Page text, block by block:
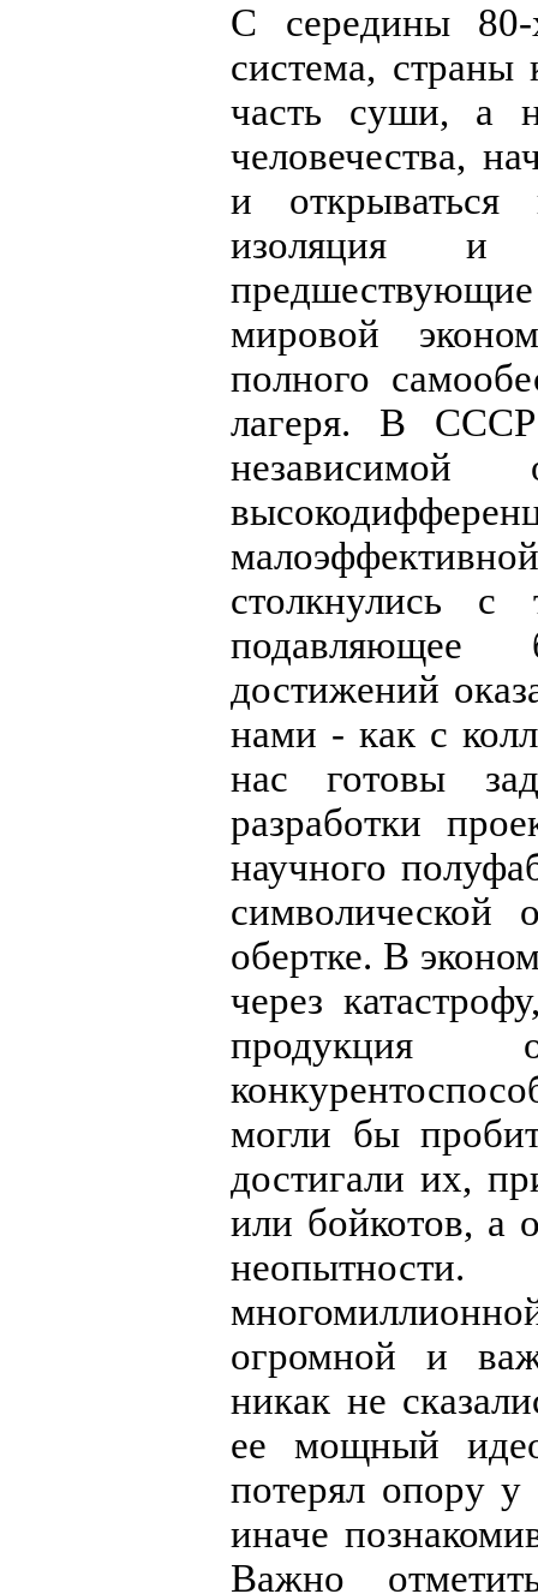
С середины 80-
система, страны
часть суши, а
человечества,
и открываться
изоляция и
мировой
полного
лагеря. В
независимой
столкнулись с
подавляющее
достижений
нами - как с
нас готовы
разработки
научного
символической
обертке. В
через
продукция
могли бы
достигали их,
или бойкотов, а
огромной и
никак не
ее мощный
потерял опору у
иначе
Важно